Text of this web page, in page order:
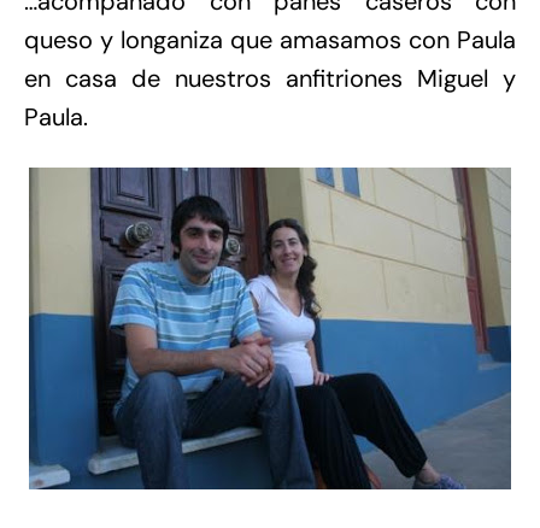
queso y longaniza que amasamos con Paula
en casa de nuestros anfitriones Miguel y
Paula.